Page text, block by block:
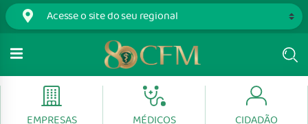
EMPRESAS MÉDICOS CIDADÃO